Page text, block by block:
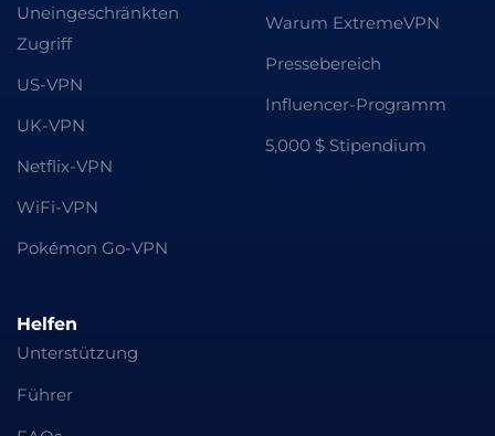
Uneingeschränkten
Zugriff
US-VPN
UK-VPN
Netflix-VPN
WiFi-VPN
Pokémon Go-VPN
Warum ExtremeVPN
Pressebereich
Influencer-Programm
5,000 $ Stipendium
Helfen
Unterstützung
Führer